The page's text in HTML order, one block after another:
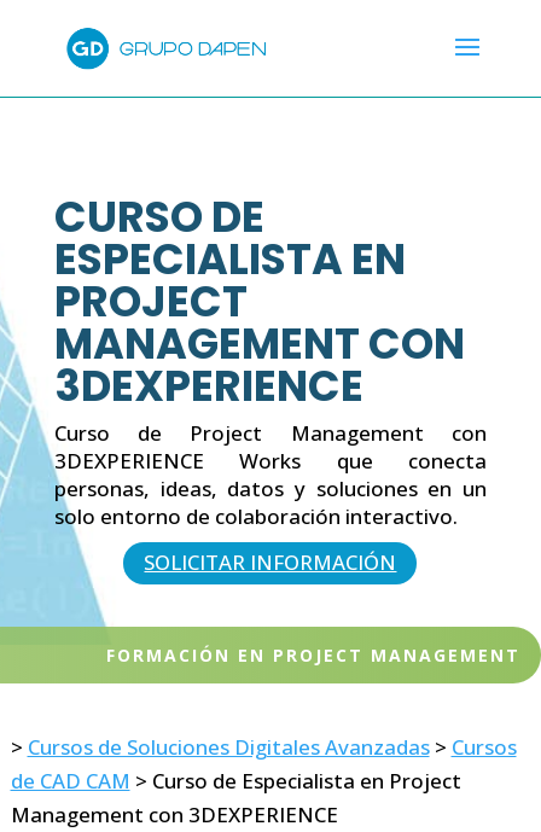
CURSO DE
ESPECIALISTA EN
PROJECT
MANAGEMENT CON
3DEXPERIENCE
Curso de Project Management con
3DEXPERIENCE Works que conecta
personas, ideas, datos y soluciones en un
solo entorno de colaboración interactivo.
SOLICITAR INFORMACIÓN
FORMACIÓN EN PROJECT MANAGEMENT
> Cursos de Soluciones Digitales Avanzadas> Cursos
de CAD CAM > Curso de Especialista en Project
Management con 3DEXPERIENCE